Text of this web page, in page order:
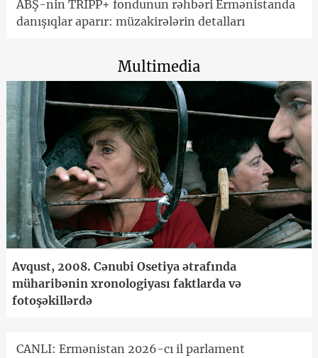
ABŞ-nin TRIPP+ fondunun rəhbəri Ermənistanda
danışıqlar aparır: müzakirələrin detalları
Multimedia
Avqust, 2008. Cənubi Osetiya ətrafında
müharibənin xronologiyası faktlarda və
fotoşəkillərdə
CANLI: Ermənistan 2026-cı il parlament